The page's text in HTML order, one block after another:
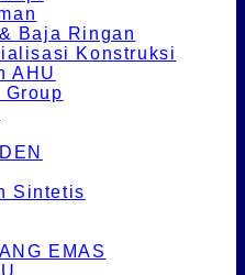
Baja Ringan
Konstruksi
AHU
Sintetis
EMAS